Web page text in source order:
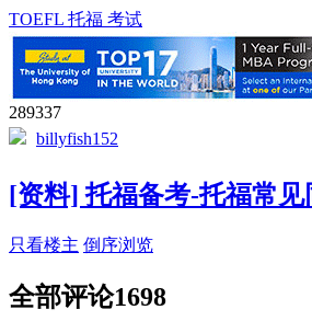
TOEFL 托福 考试
289337
billyfish152
[资料] 托福备考-托福常见
只看楼主 倒序浏览
全部评论1698